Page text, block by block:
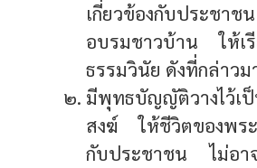
เกี่ยวข้องกับประชา
อบรมชาวบ้าน ให้
ธรรมวินัย ดังที่กล่าวม
มีพุทธบัญญัติวางไว้เ
สงฆ์ ให้ชีวิตของพร
กับประชาชน ไม่อา